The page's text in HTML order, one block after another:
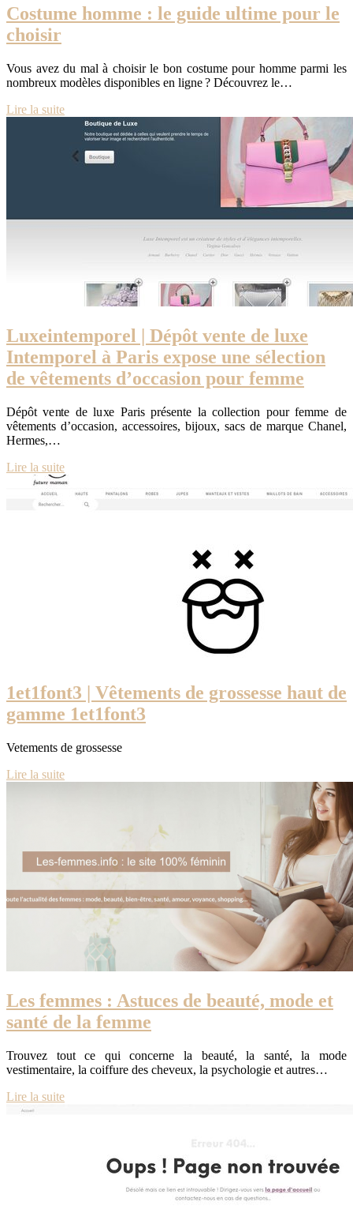
Costume homme : le guide ultime pour le
choisir
Vous avez du mal à choisir le bon costume pour homme parmi les
nombreux modèles disponibles en ligne ? Découvrez le…
Lire la suite
Luxein­tem­po­rel | Dépôt vente de luxe
Intemporel à Paris expose une sélection
de vêtements d’occasion pour femme
Dépôt vente de luxe Paris présente la collection pour femme de
vêtements d’occasion, accessoires, bijoux, sacs de marque Chanel,
Hermes,…
Lire la suite
1et1font3 | Vêtements de grossesse haut de
gamme 1et1font3
Vetements de grossesse
Lire la suite
Les femmes : Astuces de beauté, mode et
santé de la femme
Trouvez tout ce qui concerne la beauté, la santé, la mode
vestimentaire, la coiffure des cheveux, la psychologie et autres…
Lire la suite